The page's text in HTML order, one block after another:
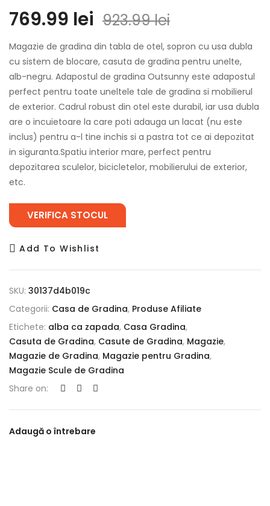
923.99leiPrețul
inițial
a
fost:
923.99 lei.
769.99 lei
Prețul
curent
este:
769.99 lei.
Magazie de gradina din tabla de otel, sopron cu usa dubla
cu sistem de blocare, casuta de gradina pentru unelte,
alb-negru. Adapostul de gradina Outsunny este adapostul
perfect pentru toate uneltele tale de gradina si mobilierul
de exterior. Cadrul robust din otel este durabil, iar usa dubla
are o incuietoare la care poti adauga un lacat (nu este
inclus) pentru a-l tine inchis si a pastra tot ce ai depozitat
in siguranta.Spatiu interior mare, perfect pentru
depozitarea sculelor, bicicletelor, mobilierului de exterior,
etc.
VERIFICA STOCUL
Add To Wishlist
SKU: 30137d4b019c
Categorii: Casa de Gradina, Produse Afiliate
Etichete: alba ca zapada, Casa Gradina,
Casuta de Gradina, Casute de Gradina, Magazie,
Magazie de Gradina, Magazie pentru Gradina,
Magazie Scule de Gradina
Share on:
Adaugă o întrebare